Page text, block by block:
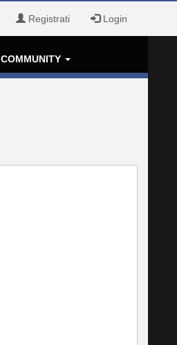
Registrati Login
COMMUNITY